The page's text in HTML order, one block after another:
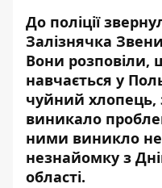
До поліції
Залізнячка
Вони розповіли,
навчається у
чуйний хлопець,
виникало
ними виникло
незнайомку з
області.